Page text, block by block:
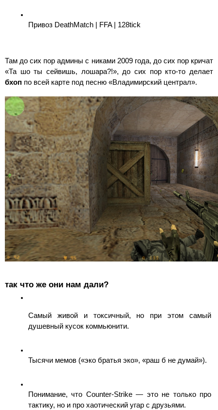
Привоз DeathMatch | FFA | 128tick
Там до сих пор админы с никами 2009 года, до сих пор кричат
бхоп по всей карте под песню «Владимирский централ».
так что же они нам дали?
Самый живой и токсичный, но при этом самый
душевный кусок коммьюнити.
Тысячи мемов («эко братья эко», «раш б не думай»).
Понимание, что Counter-Strike — это не только про
тактику, но и про хаотический угар с друзьями.